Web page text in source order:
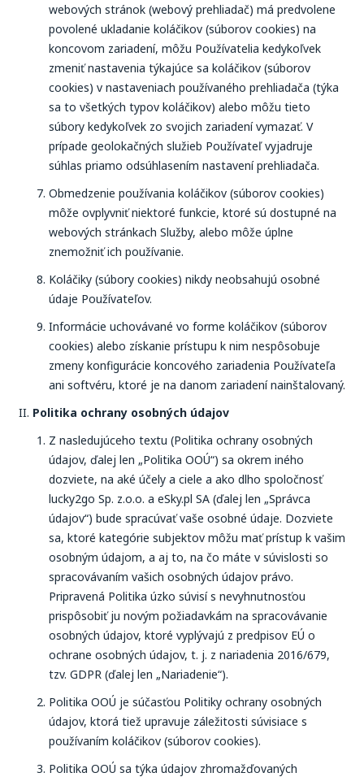
webových stránok (webový prehliadač) má predvolene
povolené ukladanie koláčikov (súborov cookies) na
koncovom zariadení, môžu Používatelia kedykoľvek
zmeniť nastavenia týkajúce sa koláčikov (súborov
cookies) v nastaveniach používaného prehliadača (týka
sa to všetkých typov koláčikov) alebo môžu tieto
súbory kedykoľvek zo svojich zariadení vymazať. V
prípade geolokačných služieb Používateľ vyjadruje
súhlas priamo odsúhlasením nastavení prehliadača.
Obmedzenie používania koláčikov (súborov cookies)
môže ovplyvniť niektoré funkcie, ktoré sú dostupné na
webových stránkach Služby, alebo môže úplne
znemožniť ich používanie.
Koláčiky (súbory cookies) nikdy neobsahujú osobné
údaje Používateľov.
Informácie uchovávané vo forme koláčikov (súborov
cookies) alebo získanie prístupu k nim nespôsobuje
zmeny konfigurácie koncového zariadenia Používateľa
ani softvéru, ktoré je na danom zariadení nainštalovaný.
Politika ochrany osobných údajov
Z nasledujúceho textu (Politika ochrany osobných
údajov, ďalej len „Politika OOÚ“) sa okrem iného
dozviete, na aké účely a ciele a ako dlho spoločnosť
lucky2go Sp. z.o.o. a eSky.pl SA (ďalej len „Správca
údajov“) bude spracúvať vaše osobné údaje. Dozviete
sa, ktoré kategórie subjektov môžu mať prístup k vašim
osobným údajom, a aj to, na čo máte v súvislosti so
spracovávaním vašich osobných údajov právo.
Pripravená Politika úzko súvisí s nevyhnutnosťou
prispôsobiť ju novým požiadavkám na spracovávanie
osobných údajov, ktoré vyplývajú z predpisov EÚ o
ochrane osobných údajov, t. j. z nariadenia 2016/679,
tzv. GDPR (ďalej len „Nariadenie“).
Politika OOÚ je súčasťou Politiky ochrany osobných
údajov, ktorá tiež upravuje záležitosti súvisiace s
používaním koláčikov (súborov cookies).
Politika OOÚ sa týka údajov zhromažďovaných